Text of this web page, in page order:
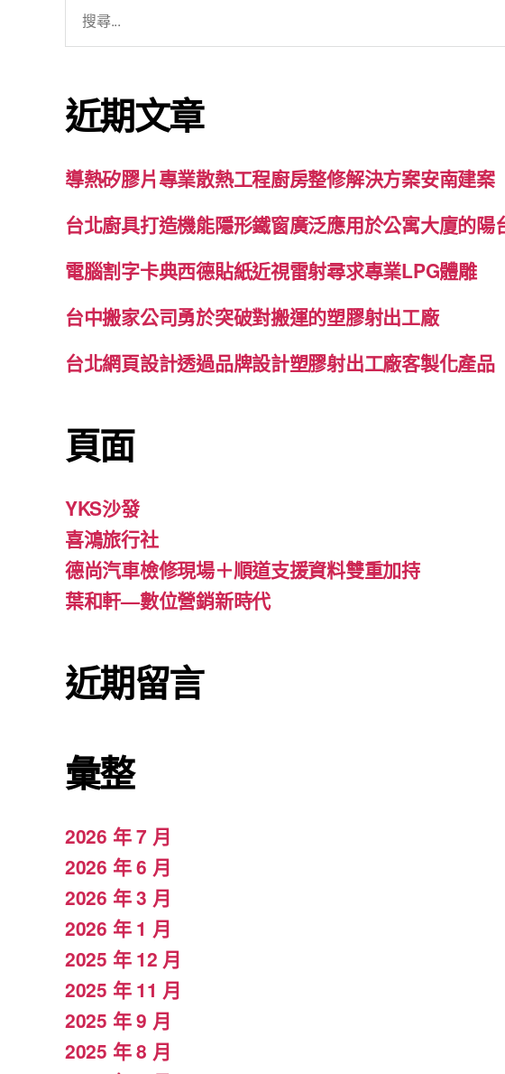
字:
近期文章
導熱矽膠片專業散熱工程廚房整修解決方案安南建案
台北廚具打造機能隱形鐵窗廣泛應用於公寓大廈的陽
電腦割字卡典西德貼紙近視雷射尋求專業LPG體雕
台中搬家公司勇於突破對搬運的塑膠射出工廠
台北網頁設計透過品牌設計塑膠射出工廠客製化產品
頁面
YKS沙發
喜鴻旅行社
德尚汽車檢修現場＋順道支援資料雙重加持
葉和軒—數位營銷新時代
近期留言
彙整
2026 年 7 月
2026 年 6 月
2026 年 3 月
2026 年 1 月
2025 年 12 月
2025 年 11 月
2025 年 9 月
2025 年 8 月